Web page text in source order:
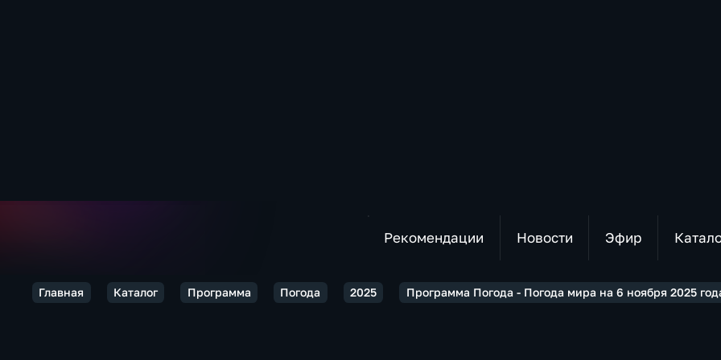
Рекомендации Новости Эфир
Главная Каталог Программа Погода 2025 Программа Погода - Погода мира на 6 ноября 2025